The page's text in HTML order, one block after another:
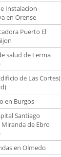
Instalacion
en Orense
Puerto El
salud de Lerma
de Las Cortes(
en Burgos
Santiago
de Ebro
en Olmedo